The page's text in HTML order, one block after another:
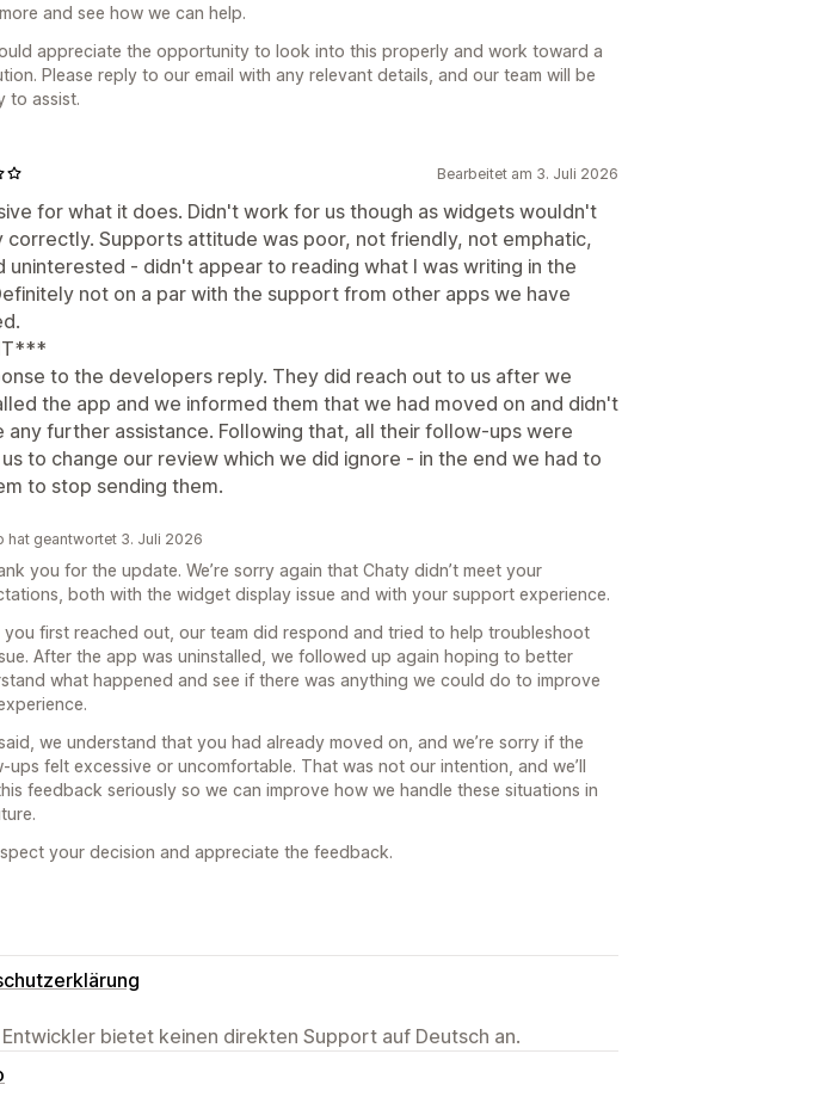
and see how we can help.
appreciate the opportunity to look into this properly and work toward a
Please reply to our email with any relevant details, and our team will be
to assist.
Bearbeitet am 3. Juli 2026
for what it does. Didn't work for us though as widgets wouldn't
correctly. Supports attitude was poor, not friendly, not emphatic,
uninterested - didn't appear to reading what I was writing in the
not on a par with the support from other apps we have
to the developers reply. They did reach out to us after we
the app and we informed them that we had moved on and didn't
any further assistance. Following that, all their follow-ups were
us to change our review which we did ignore - in the end we had to
to stop sending them.
hat geantwortet 3. Juli 2026
you for the update. We’re sorry again that Chaty didn’t meet your
both with the widget display issue and with your support experience.
you first reached out, our team did respond and tried to help troubleshoot
After the app was uninstalled, we followed up again hoping to better
what happened and see if there was anything we could do to improve
we understand that you had already moved on, and we’re sorry if the
ups felt excessive or uncomfortable. That was not our intention, and we’ll
feedback seriously so we can improve how we handle these situations in
your decision and appreciate the feedback.
Entwickler bietet keinen direkten Support auf Deutsch an.